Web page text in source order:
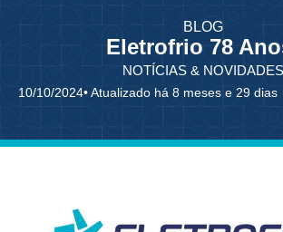
BLOG
Eletrofrio 78
NOTÍCIAS & NOVIDADES
10/10/2024• Atualizado há 8 meses e 29 dias